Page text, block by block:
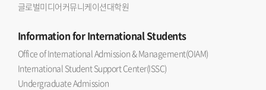
글로벌미디어커뮤니케이션대학원
Informationfor International Students
Office of International Admission & Management(OIAM)
International Student Support Center(ISSC)
Undergraduate Admission